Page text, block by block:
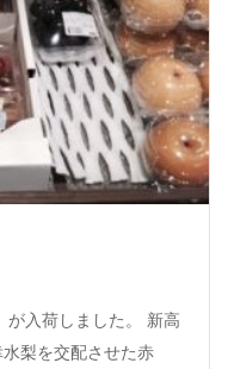
が入荷しました。 新高
梨を交配させた赤